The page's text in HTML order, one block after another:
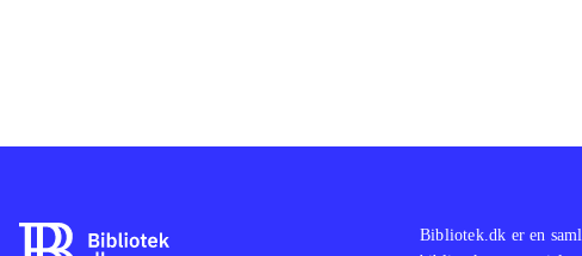
Bibliotek.dk er en